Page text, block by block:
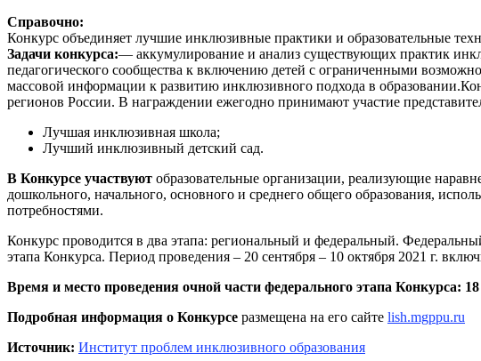
Справочно:
Конкурс объединяет лучшие инклюзивные практики и образовательные
Задачи конкурса:— аккумулирование и анализ существующих практик
педагогического сообщества к включению детей с ограниченными
массовой информации к развитию инклюзивного подхода в
регионов России. В награждении ежегодно принимают участие
Лучшая инклюзивная школа;
Лучший инклюзивный детский сад.
В Конкурсе участвуют образовательные организации, реализующие
дошкольного, начального, основного и среднего общего образования,
потребностями.
Конкурс проводится в два этапа: региональный и федеральный.
этапа Конкурса. Период проведения – 20 сентября – 10 октября 2021 г.
Время и место проведения очной части федерального этапа Конкурса:
Подробная информация о Конкурсе размещена на его сайте lish.mgppu.ru
Источник: Институт проблем инклюзивного образования